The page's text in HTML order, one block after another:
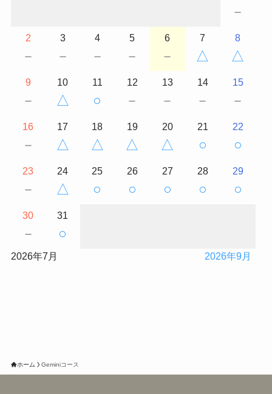
－
2
－
3
－
4
－
5
－
6
－
7
△
8
△
9
－
10
△
11
○
12
－
13
－
14
－
15
－
16
－
17
△
18
△
19
△
20
△
21
○
22
○
23
－
24
△
25
○
26
○
27
○
28
○
29
○
30
－
31
○
2026年7月 2026年9月
ホーム Geminiコース